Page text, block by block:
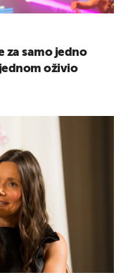
za samo jedno
oživio